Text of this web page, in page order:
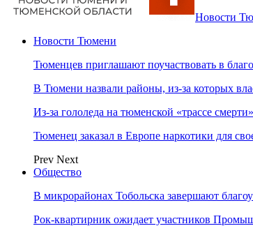
Новости
Новости Тюмени
Тюменцев приглашают поучаствовать в
В Тюмени назвали районы, из-за которых
Из-за гололеда на тюменской «трассе
Тюменец заказал в Европе наркотики для
Prev Next
Общество
В микрорайонах Тобольска завершают
Рок-квартирник ожидает участников